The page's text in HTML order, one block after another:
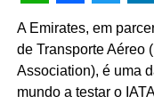
WhatsApp
A Emirates, em
de Transporte Aéreo
Association), é uma
mundo a testar o